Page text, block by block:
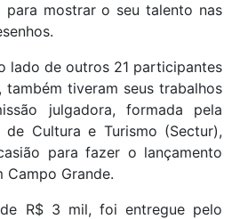
para mostrar o seu talento nas
lado de outros 21 participantes
também tiveram seus trabalhos
julgadora, formada pela
de Cultura e Turismo (Sectur),
para fazer o lançamento
Campo Grande.
R$ 3 mil, foi entregue pelo